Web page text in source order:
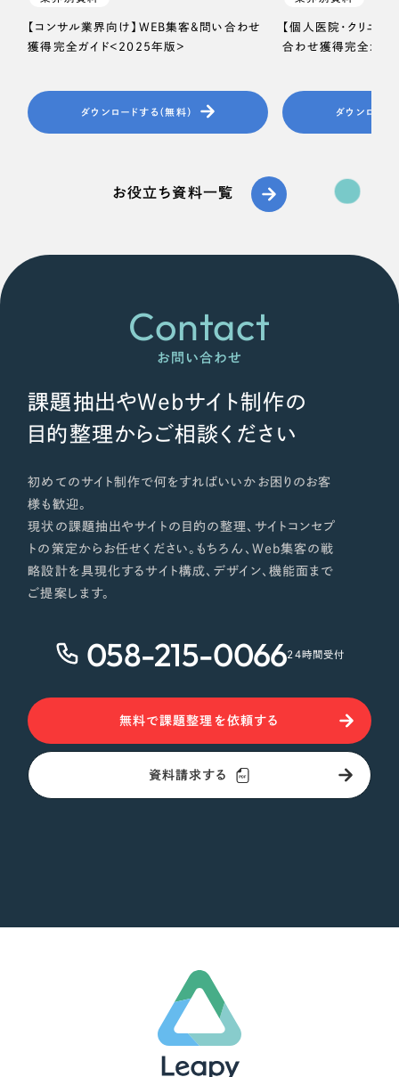
【コンサル業界向け】WEB集客＆問い合わせ
獲得完全ガイド＜2025年版＞
ダウンロードする（無料）
【個人医院・クリニッ
合わせ獲得完全ガイ
ダウンロード
お役立ち資料一覧
Contact
お問い合わせ
課題抽出やWebサイト制作の
目的整理からご相談ください
初めてのサイト制作で何をすればいいかお困りのお客
様も歓迎。
現状の課題抽出やサイトの目的の整理、サイトコンセプ
トの策定からお任せください。もちろん、Web集客の戦
略設計を具現化するサイト構成、デザイン、機能面まで
ご提案します。
058-215-006624時間受付
無料で課題整理を依頼する
資料請求する